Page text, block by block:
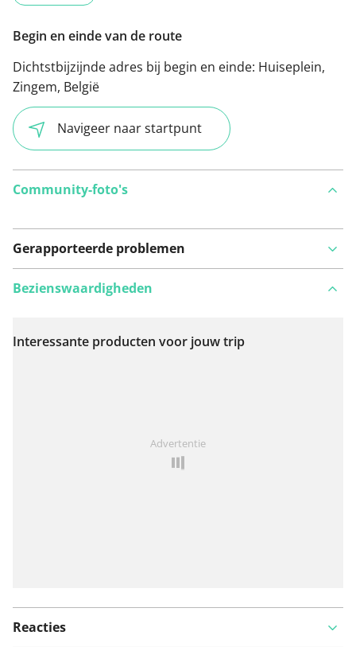
Begin en einde van de route
Dichtstbijzijnde adres bij begin en einde: Huiseplein,
Zingem, België
Navigeer naar startpunt
Community-foto's
Gerapporteerde problemen
Bekijk op kaart
Bezienswaardigheden
Interessante producten voor jouw trip
Advertentie
Reacties